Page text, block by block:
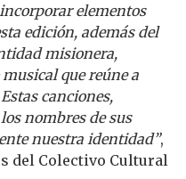
elementos
edición, además del
misionera,
que reúne a
canciones,
nombres de sus
nuestra identidad”,
del Colectivo Cultural